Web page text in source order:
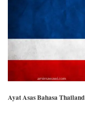
Ayat Asas Bahasa Thailand